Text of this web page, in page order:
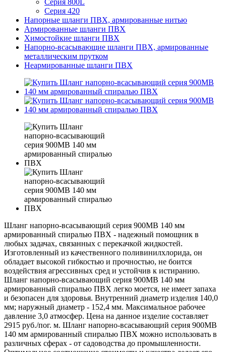
Серия 420
Напорные шланги ПВХ, армированные нитью
Армированные шланги ПВХ
Химостойкие шланги ПВХ
Напорно-всасывающие шланги ПВХ, армированные
металлическим прутком
Неармированные шланги ПВХ
Шланг напорно-всасывающий серия 900MB 140 мм
армированный спиралью ПВХ - надежный помощник в
любых задачах, связанных с перекачкой жидкостей.
Изготовленный из качественного поливинилхлорида, он
обладает высокой гибкостью и прочностью, не боится
воздействия агрессивных сред и устойчив к истиранию.
Шланг напорно-всасывающий серия 900MB 140 мм
армированный спиралью ПВХ легко моется, не имеет запаха
и безопасен для здоровья. Внутренний диаметр изделия 140,0
мм; наружный диаметр - 152,4 мм. Максимальное рабочее
давление 3,0 атмосфер. Цена на данное изделие составляет
2915 руб./пог. м. Шланг напорно-всасывающий серия 900MB
140 мм армированный спиралью ПВХ можно использовать в
различных сферах - от садоводства до промышленности.